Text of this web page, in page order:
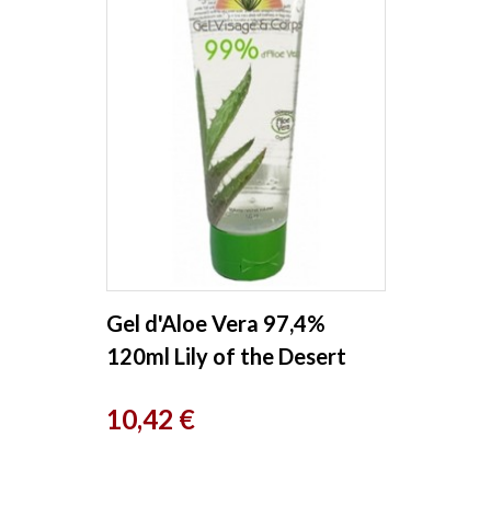
Gel d'Aloe Vera 97,4%
120ml Lily of the Desert
Prix
10,42 €